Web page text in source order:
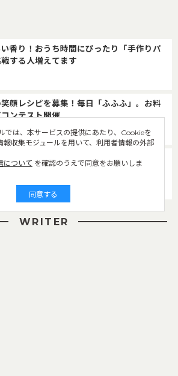
香り！おうち時間にぴったり「手作りパ
する人増えてます
顔レシピを募集！毎日「ふふふ」。お料
ンテスト開催
ん編集部
にランクアップ！「桃のアールグレイマリ
も美味しい体験を
WRITER
では、本サービスの提供にあたり、Cookieを
報収集モジュールを用いて、利用者情報の外部
について を確認のうえで同意をお願いしま
同意する